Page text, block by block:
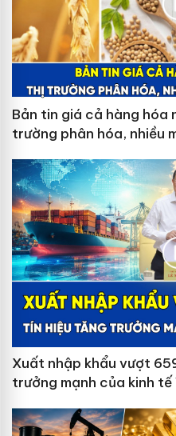
Bản tin giá cả hàng
trường phân hóa, nhiều
Xuất nhập khẩu vượt
trưởng mạnh của kinh tế